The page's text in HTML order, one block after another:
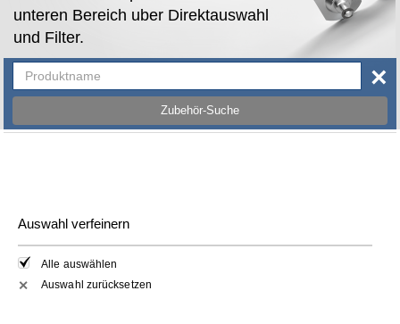
unteren Bereich uber Direktauswahl
und Filter.
Zubehör-Suche
×
Auswahl verfeinern
Alle auswählen
✕ Auswahl zurücksetzen